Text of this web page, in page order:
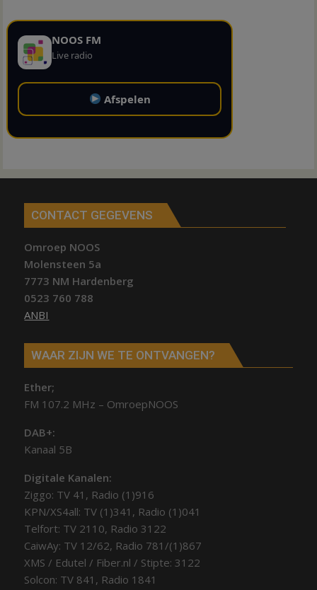
NOOS FM
Live radio
Afspelen
CONTACT GEGEVENS
Omroep NOOS
Molensteen 5a
7773 NM Hardenberg
0523 760 788
ANBI
WAAR ZIJN WE TE ONTVANGEN?
Ether;
FM 107.2 MHz – OmroepNOOS
DAB+:
Kanaal 5B
Digitale Kanalen:
Ziggo: TV 41, Radio (1)916
KPN/XS4all: TV (1)341, Radio (1)041
Telfort: TV 2110, Radio 3122
CaiwAy: TV 12/62, Radio 781/(1)867
XMS / Edutel / Fiber.nl / Stipte: 3122
Solcon: TV 841, Radio 1841